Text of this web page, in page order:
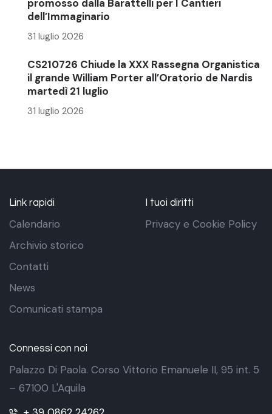
promosso dalla Barattelli per I Cantieri
dell’Immaginario
31 luglio 2026
CS210726 Chiude la XXX Rassegna Organistica
il grande William Porter all’Oratorio de Nardis
martedì 21 luglio
31 luglio 2026
Link rapidi
Calendario
Archivio storico
Contatti
News
Comunicati stampa
I tuoi diritti
Privacy e Cookie Policy
Connessi con noi
Palazzo Di Paola. Corso Vittorio Emanuele II, 95 int. 5
– 67100 L'Aquila